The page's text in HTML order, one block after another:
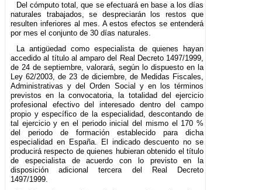
Del cómputo total, que se efectuará en base a los días
naturales trabajados, se despreciarán los restos que
resulten inferiores al mes. A estos efectos se entenderá
por mes el conjunto de 30 días naturales.
La antigüedad como especialista de quienes hayan
accedido al título al amparo del Real Decreto 1497/1999,
de 24 de septiembre, valorará, según lo dispuesto en la
Ley 62/2003, de 23 de diciembre, de Medidas Fiscales,
Administrativas y del Orden Social y en los términos
previstos en la convocatoria, la totalidad del ejercicio
profesional efectivo del interesado dentro del campo
propio y específico de la especialidad, descontando de
tal ejercicio y en el periodo inicial del mismo el 170 %
del periodo de formación establecido para dicha
especialidad en España. El indicado descuento no se
producirá respecto de quienes hubieran obtenido el título
de especialista de acuerdo con lo previsto en la
disposición adicional tercera del Real Decreto
1497/1999.